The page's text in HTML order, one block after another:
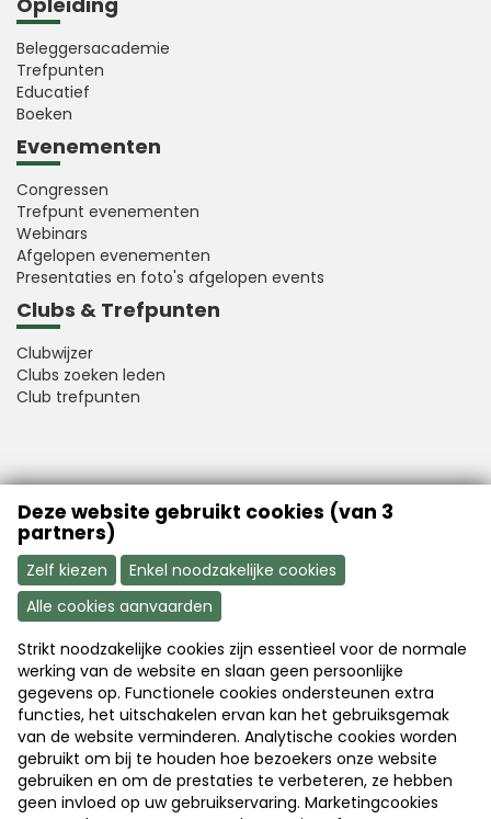
Beleggersacademie
Trefpunten
Educatief
Boeken
Evenementen
Congressen
Trefpunt evenementen
Webinars
Afgelopen evenementen
Presentaties en foto's afgelopen events
Clubs & Trefpunten
Clubwijzer
Clubs zoeken leden
Club trefpunten
VFB is a member of Better Finance
Aanmelden Word nu lid
Disclaimer|Copyright|Privacy
Deze website gebruikt cookies (van 3
partners)
Zelf kiezen
Enkel noodzakelijke cookies
Alle cookies aanvaarden
Strikt noodzakelijke cookies zijn essentieel voor de normale
werking van de website en slaan geen persoonlijke
gegevens op. Functionele cookies ondersteunen extra
functies, het uitschakelen ervan kan het gebruiksgemak
van de website verminderen. Analytische cookies worden
gebruikt om bij te houden hoe bezoekers onze website
gebruiken en om de prestaties te verbeteren, ze hebben
geen invloed op uw gebruikservaring. Marketingcookies